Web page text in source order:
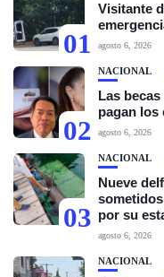
01
Visitante
agosto 6, 2026
02
NACIONAL
Las
pagan los
agosto 6, 2026
03
NACIONAL
Nueve
por su
agosto 6, 2026
NACIONAL